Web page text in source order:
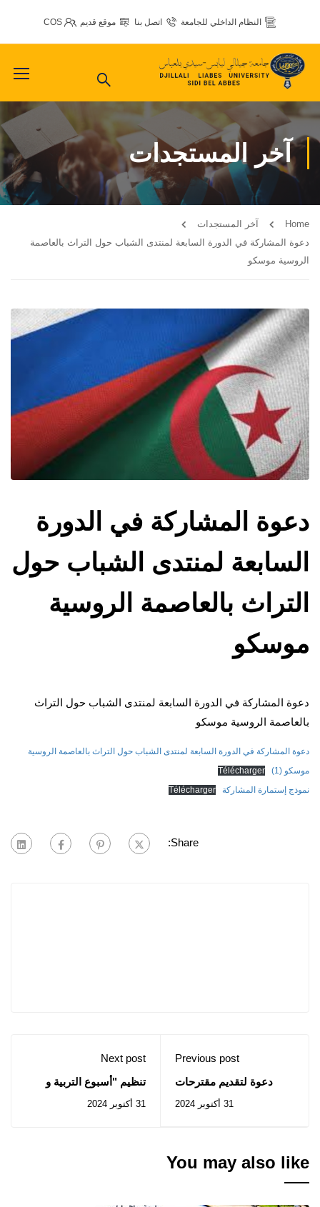
النظام الداخلي للجامعة اتصل بنا موقع قديم COS
آخر المستجدات
Home
آخر المستجدات
دعوة المشاركة في الدورة السابعة لمنتدى الشباب حول التراث بالعاصمة
الروسية موسكو
دعوة المشاركة في الدورة
السابعة لمنتدى الشباب حول
التراث بالعاصمة الروسية
موسكو
دعوة المشاركة في الدورة السابعة لمنتدى الشباب حول التراث
بالعاصمة الروسية موسكو
دعوة المشاركة في الدورة السابعة لمنتدى الشباب حول التراث بالعاصمة الروسية
موسكو (1)
Télécharger
نموذج إستمارة المشاركة
Télécharger
Share:
Previous post
دعوة لتقديم مقترحات
لتوظيف خبراء خارجيين
لقيادة المشاريع LEADS
31 أكتوبر 2024
Next post
تنظيم "أسبوع التربية و
الى 13 نوفمبر 2024
31 أكتوبر 2024
You may also like